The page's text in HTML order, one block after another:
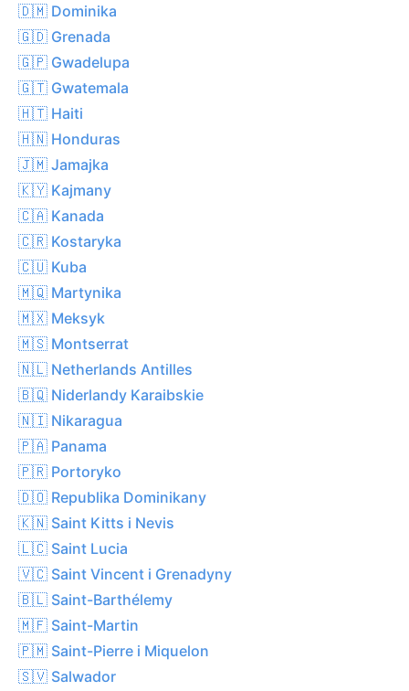
🇩🇲 Dominika
🇬🇩 Grenada
🇬🇵 Gwadelupa
🇬🇹 Gwatemala
🇭🇹 Haiti
🇭🇳 Honduras
🇯🇲 Jamajka
🇰🇾 Kajmany
🇨🇦 Kanada
🇨🇷 Kostaryka
🇨🇺 Kuba
🇲🇶 Martynika
🇲🇽 Meksyk
🇲🇸 Montserrat
🇳🇱 Netherlands Antilles
🇧🇶 Niderlandy Karaibskie
🇳🇮 Nikaragua
🇵🇦 Panama
🇵🇷 Portoryko
🇩🇴 Republika Dominikany
🇰🇳 Saint Kitts i Nevis
🇱🇨 Saint Lucia
🇻🇨 Saint Vincent i Grenadyny
🇧🇱 Saint-Barthélemy
🇲🇫 Saint-Martin
🇵🇲 Saint-Pierre i Miquelon
🇸🇻 Salwador